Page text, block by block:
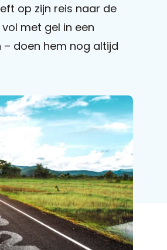
op zijn reis naar de
met gel in een
doen hem nog altijd